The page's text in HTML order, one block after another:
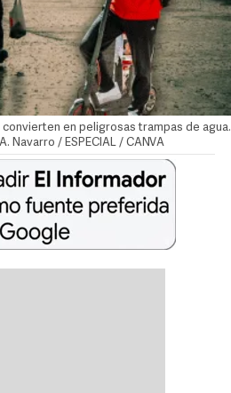
convierten en peligrosas trampas de agua.
Navarro / ESPECIAL / CANVA